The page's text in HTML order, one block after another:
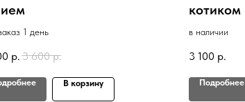
1 день
р. 3 600 р.
В корзину
котиком
в наличии
3 100 р.
Подробнее